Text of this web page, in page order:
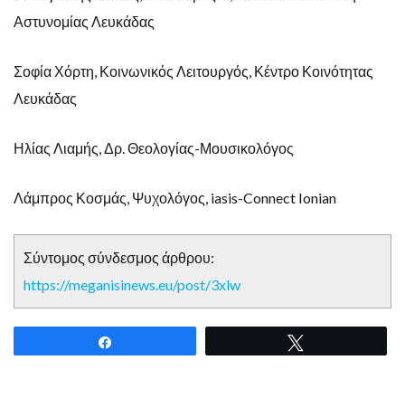
Αστυνομίας Λευκάδας
Σοφία Χόρτη, Κοινωνικός Λειτουργός, Κέντρο Κοινότητας
Λευκάδας
Ηλίας Λιαμής, Δρ. Θεολογίας-Μουσικολόγος
Λάμπρος Κοσμάς, Ψυχολόγος, iasis-Connect Ionian
Σύντομος σύνδεσμος άρθρου:
https://meganisinews.eu/post/3xlw